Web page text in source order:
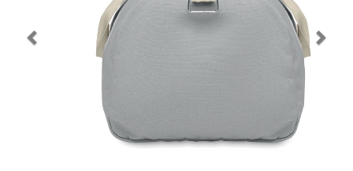
Navidad 🎄 Invierno